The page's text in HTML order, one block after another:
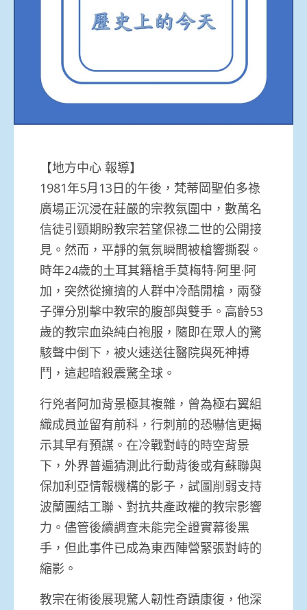
【地方中心 報導】
1981年5月13日的午後，梵蒂岡聖伯多祿
廣場正沉浸在莊嚴的宗教氛圍中，數萬名
信徒引頸期盼教宗若望保祿二世的公開接
見。然而，平靜的氣氛瞬間被槍響撕裂。
時年24歲的土耳其籍槍手莫梅特·阿里·阿
加，突然從擁擠的人群中冷酷開槍，兩發
子彈分別擊中教宗的腹部與雙手。高齡53
歲的教宗血染純白袍服，隨即在眾人的驚
駭聲中倒下，被火速送往醫院與死神搏
鬥，這起暗殺震驚全球。
行兇者阿加背景極其複雜，曾為極右翼組
織成員並留有前科，行刺前的恐嚇信更揭
示其早有預謀。在冷戰對峙的時空背景
下，外界普遍猜測此行動背後或有蘇聯與
保加利亞情報機構的影子，試圖削弱支持
波蘭團結工聯、對抗共產政權的教宗影響
力。儘管後續調查未能完全證實幕後黑
手，但此事件已成為東西陣營緊張對峙的
縮影。
教宗在術後展現驚人韌性奇蹟康復，他深